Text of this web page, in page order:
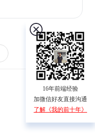
16年前端经验
加微信好友直接沟通
了解《我的前十年》